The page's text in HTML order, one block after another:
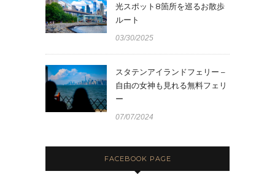
光スポット8箇所を巡るお散歩
ルート
03/30/2025
スタテンアイランドフェリー –
自由の女神も見れる無料フェリ
ー
07/07/2024
FACEBOOK PAGE